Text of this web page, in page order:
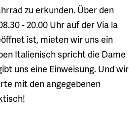
zu erkunden. Über den
- 20.00 Uhr auf der Via la
ist, mieten wir uns ein
Italienisch spricht die Dame
uns eine Einweisung. Und wir
mit den angegebenen